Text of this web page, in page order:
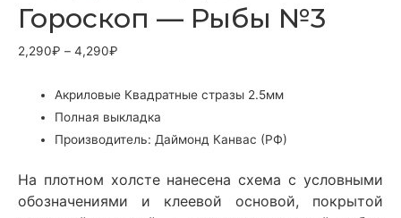
Гороскоп — Рыбы №3
2,290₽ – 4,290₽
Акриловые Квадратные стразы 2.5мм
Полная выкладка
Производитель: Даймонд Канвас (РФ)
На плотном холсте нанесена схема с условными
обозначениями и клеевой основой, покрытой